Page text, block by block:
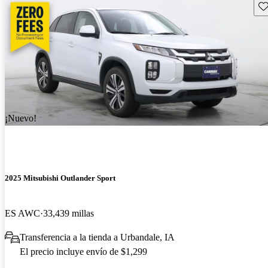
¡Nuevo!
2025 Mitsubishi Outlander Sport
ES AWC 33,439 millas
Transferencia a la tienda a Urbandale, IA
El precio incluye envío de $1,299